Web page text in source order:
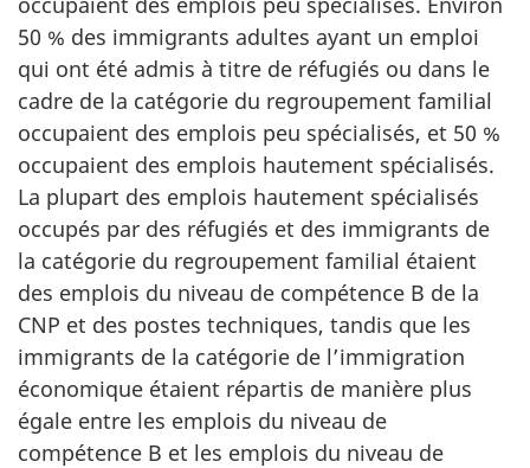
50 % des immigrants adultes ayant un emploi
qui ont été admis à titre de réfugiés ou dans le
cadre de la catégorie du regroupement familial
occupaient des emplois peu spécialisés, et 50 %
occupaient des emplois hautement spécialisés.
La plupart des emplois hautement spécialisés
occupés par des réfugiés et des immigrants de
la catégorie du regroupement familial étaient
des emplois du niveau de compétence B de la
CNP et des postes techniques, tandis que les
immigrants de la catégorie de l’immigration
économique étaient répartis de manière plus
égale entre les emplois du niveau de
compétence B et les emplois du niveau de